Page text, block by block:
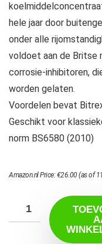
hele jaar door
onder alle
voldoet aan de Britse
corrosie-inhibitoren,
worden gelaten.
Voordelen bevat
Geschikt voor
norm BS6580 (2010)
Amazon.nl Price:€26.00(as of